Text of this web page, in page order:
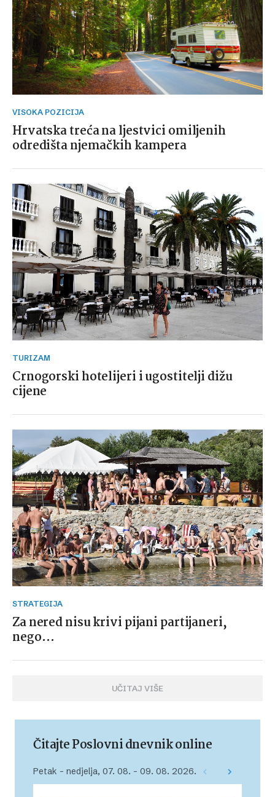
VISOKA POZICIJA
Hrvatska treća na ljestvici omiljenih
odredišta njemačkih kampera
TURIZAM
Crnogorski hotelijeri i ugostitelji dižu
cijene
STRATEGIJA
Za nered nisu krivi pijani partijaneri,
nego…
UČITAJ VIŠE
Čitajte Poslovni dnevnik online
Petak – nedjelja, 07. 08. – 09. 08. 2026.